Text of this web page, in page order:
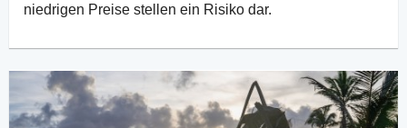
niedrigen Preise stellen ein Risiko dar.